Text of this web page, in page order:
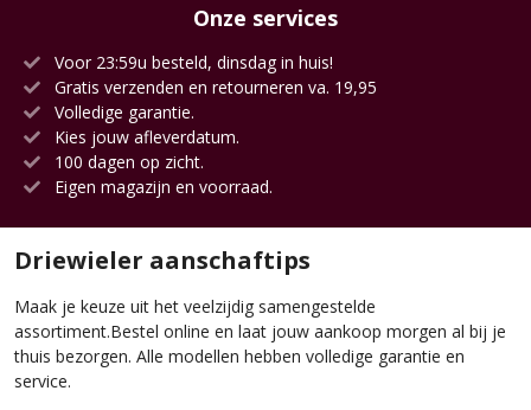
Onze services
Voor 23:59u besteld, dinsdag in huis!
Gratis verzenden en retourneren va. 19,95
Volledige garantie.
Kies jouw afleverdatum.
100 dagen op zicht.
Eigen magazijn en voorraad.
Driewieler aanschaftips
Maak je keuze uit het veelzijdig samengestelde
assortiment.Bestel online en laat jouw aankoop morgen al bij je
thuis bezorgen. Alle modellen hebben volledige garantie en
service.